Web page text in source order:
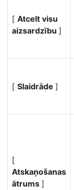
[ Atcelt visu
aizsardzību ]
[ Slaidrāde ]
[
Atskaņošanas
ātrums ]